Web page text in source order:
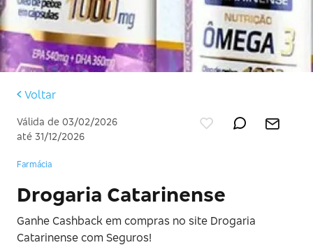
Voltar
Válida de 03/02/2026
até 31/12/2026
Farmácia
Drogaria Catarinense
Ganhe Cashback em compras no site Drogaria
Catarinense com Seguros!